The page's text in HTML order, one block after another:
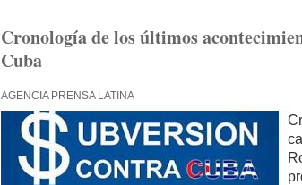
Cronología de los últimos
Cuba
AGENCIA PRENSA LATINA